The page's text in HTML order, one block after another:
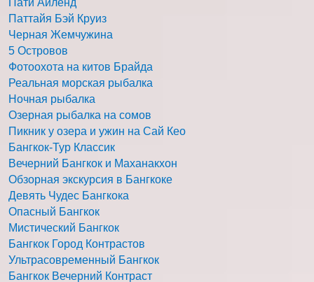
Пати Айленд
Паттайя Бэй Круиз
Черная Жемчужина
5 Островов
Фотоохота на китов Брайда
Реальная морская рыбалка
Ночная рыбалка
Озерная рыбалка на сомов
Пикник у озера и ужин на Сай Кео
Бангкок-Тур Классик
Вечерний Бангкок и Маханакхон
Обзорная экскурсия в Бангкоке
Девять Чудес Бангкока
Опасный Бангкок
Мистический Бангкок
Бангкок Город Контрастов
Ультрасовременный Бангкок
Бангкок Вечерний Контраст